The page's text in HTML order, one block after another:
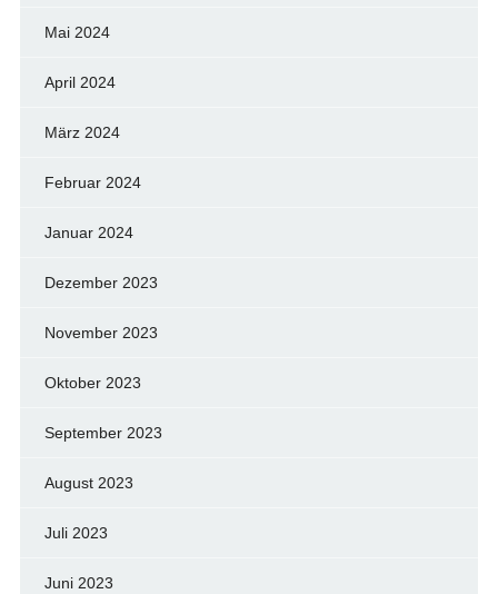
Mai 2024
April 2024
März 2024
Februar 2024
Januar 2024
Dezember 2023
November 2023
Oktober 2023
September 2023
August 2023
Juli 2023
Juni 2023